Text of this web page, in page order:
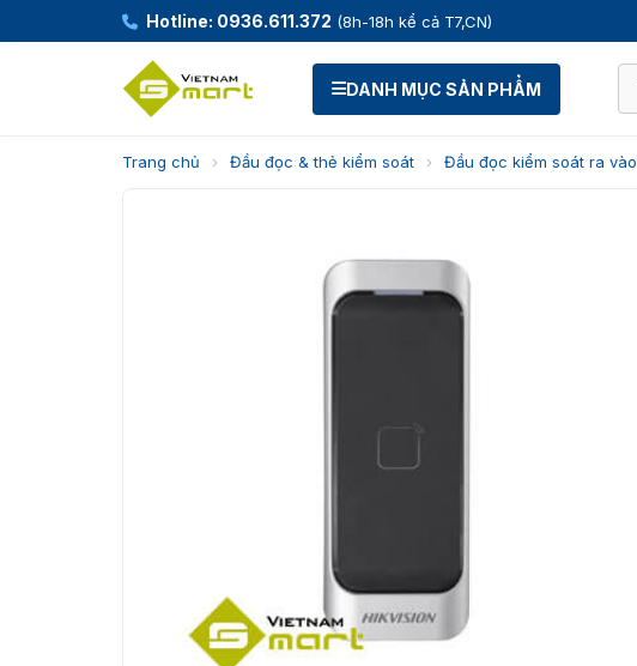
Hotline: 0936.611.372 (8h-18h kể cả T7,CN)
DANH MỤC SẢN PHẨM
Trang chủ › Đầu đọc & thẻ kiểm soát › Đầu đọc kiểm soát ra vào